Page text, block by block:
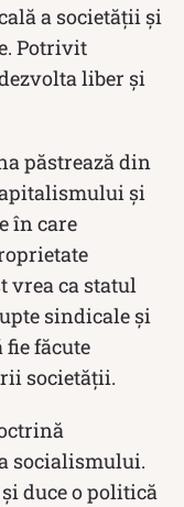
a societății și
Potrivit
liber și
păstrează din
și
în care
vrea ca statul
sindicale și
fie făcute
societății.
socialismului.
duce o politică